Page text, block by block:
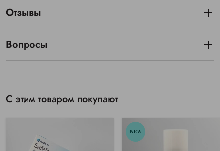
Отзывы
Вопросы
С этим товаром покупают
NEW